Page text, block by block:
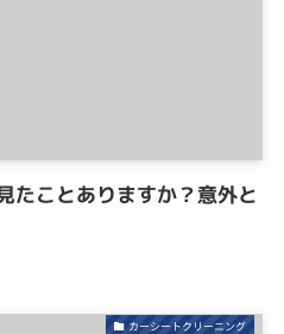
たことありますか？意外と
カーシートクリーニング